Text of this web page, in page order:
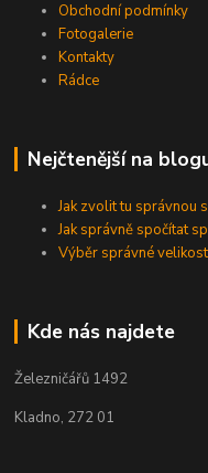
Obchodní podmínky
Fotogalerie
Kontakty
Rádce
Nejčtenější na
Jak zvolit tu správnou
Jak správně spočítat
Výběr správné
Kde nás najdete
Železničářů 1492
Kladno, 272 01